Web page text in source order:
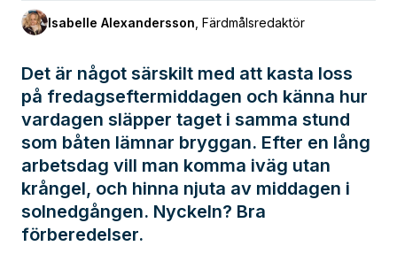
Isabelle Alexandersson Färdmålsredaktör
Det är något särskilt med att kasta loss
på fredagseftermiddagen och känna hur
vardagen släpper taget i samma stund
som båten lämnar bryggan. Efter en lång
arbetsdag vill man komma iväg utan
krångel, och hinna njuta av middagen i
solnedgången. Nyckeln? Bra
förberedelser.